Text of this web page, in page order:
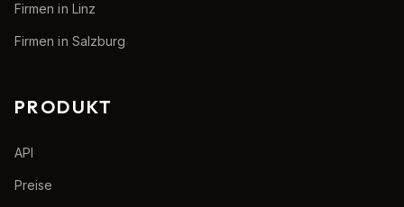
Firmen in Linz
Firmen in Salzburg
PRODUKT
API
Preise